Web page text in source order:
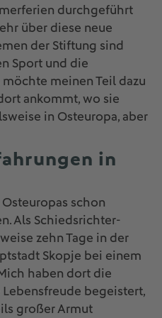
durchgeführt
über diese neue
der Stiftung sind
Sport und die
möchte meinen Teil dazu
ankommt, wo sie
in Osteuropa, aber
in
schon
Als Schiedsrichter-
zehn Tage in der
Skopje bei einem
haben dort die
begeistert,
großer Armut